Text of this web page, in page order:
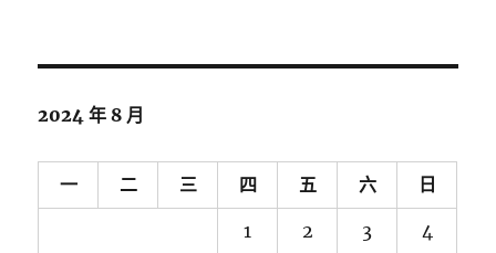
2024 年 8 月
一 二 三 四 五 六 日
1 2 3 4